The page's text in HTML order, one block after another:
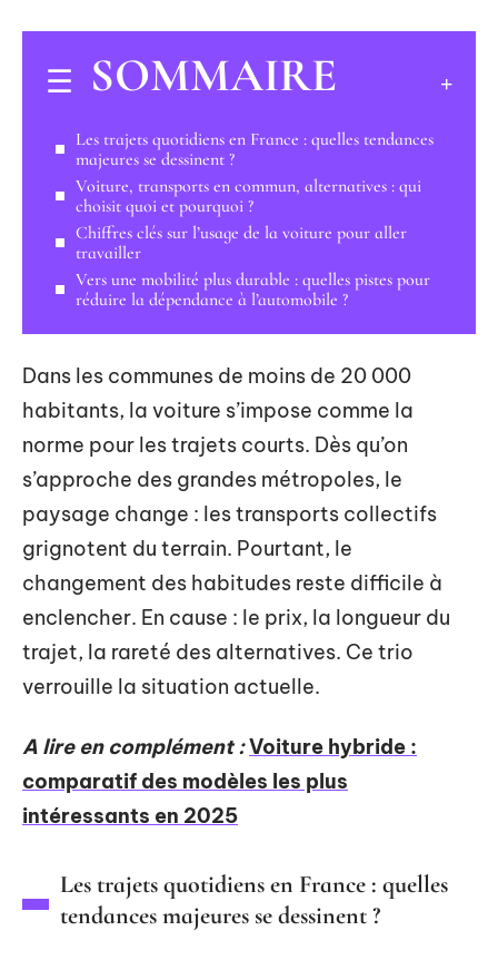
SOMMAIRE
Les trajets quotidiens en France : quelles tendances
majeures se dessinent ?
Voiture, transports en commun, alternatives : qui
choisit quoi et pourquoi ?
Chiffres clés sur l’usage de la voiture pour aller
travailler
Vers une mobilité plus durable : quelles pistes pour
réduire la dépendance à l’automobile ?
Dans les communes de moins de 20 000
habitants, la voiture s’impose comme la
norme pour les trajets courts. Dès qu’on
s’approche des grandes métropoles, le
paysage change : les transports collectifs
grignotent du terrain. Pourtant, le
changement des habitudes reste difficile à
enclencher. En cause : le prix, la longueur du
trajet, la rareté des alternatives. Ce trio
verrouille la situation actuelle.
A lire en complément :Voiture hybride :
comparatif des modèles les plus
intéressants en 2025
Les trajets quotidiens en France : quelles
tendances majeures se dessinent ?